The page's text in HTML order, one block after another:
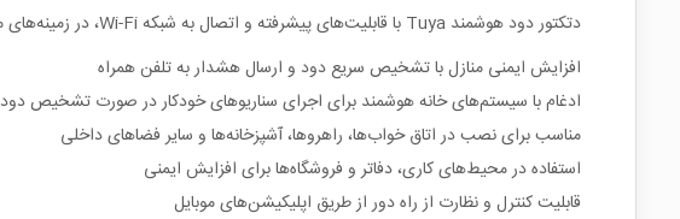
دتکتور دود هوشمند Tuya با قابلیت‌های پیشرفته و اتصال به شبکه Wi-Fi، در زمینه‌های مختلفی کاربرد دارد. از جمله:
افزایش ایمنی منازل با تشخیص سریع دود و ارسال هشدار به تلفن همراه
ادغام با سیستم‌های خانه هوشمند برای اجرای سناریوهای خودکار در صورت تشخیص دود
مناسب برای نصب در اتاق‌ خواب‌ها، راهروها، آشپزخانه‌ها و سایر فضاهای داخلی
استفاده در محیط‌های کاری، دفاتر و فروشگاه‌ها برای افزایش ایمنی
قابلیت کنترل و نظارت از راه دور از طریق اپلیکیشن‌های موبایل